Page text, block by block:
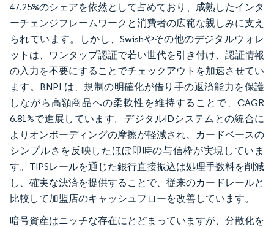
47.25%のシェアを依然として占めており、成熟したインタ
ーチェンジフレームワークと消費者の広範な親しみに支え
られています。しかし、Swishやその他のデジタルウォレ
ットは、ワンタップ認証で若い世代を引き付け、認証情報
の入力を不要にすることでチェックアウトを加速させてい
ます。BNPLは、規制の明確化が借り手の返済能力を保護
しながら高額商品への柔軟性を維持することで、CAGR
6.81%で進展しています。デジタルIDシステムとの統合に
よりオンボーディングの摩擦が軽減され、カードベースの
シンプルさを反映したほぼ即時の与信枠が実現していま
す。TIPSレールを通じた銀行直接振込は処理手数料を削減
し、確実な決済を提供することで、従来のカードレールと
比較して加盟店のキャッシュフローを改善しています。
暗号資産はニッチな存在にとどまっていますが、分散化を